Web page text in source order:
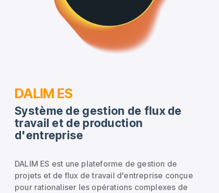
DALIM ES
Système de gestion de flux de
travail et de production
d'entreprise
DALIM ES est une plateforme de gestion de
projets et de flux de travail d'entreprise conçue
pour rationaliser les opérations complexes de